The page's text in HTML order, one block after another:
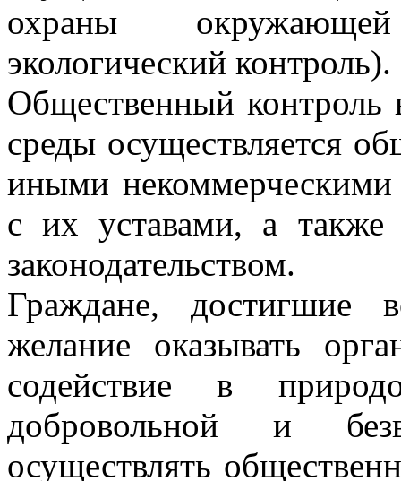
охраны
экологический контроль).
Общественный
среды осуществляется
иными некоммерческими
с их уставами, а также
законодательством.
Граждане, достигшие
желание оказывать
содействие в
добровольной и
осуществлять